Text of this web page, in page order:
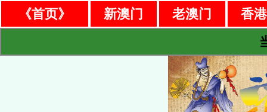
《首页》 新澳门 老澳门
香